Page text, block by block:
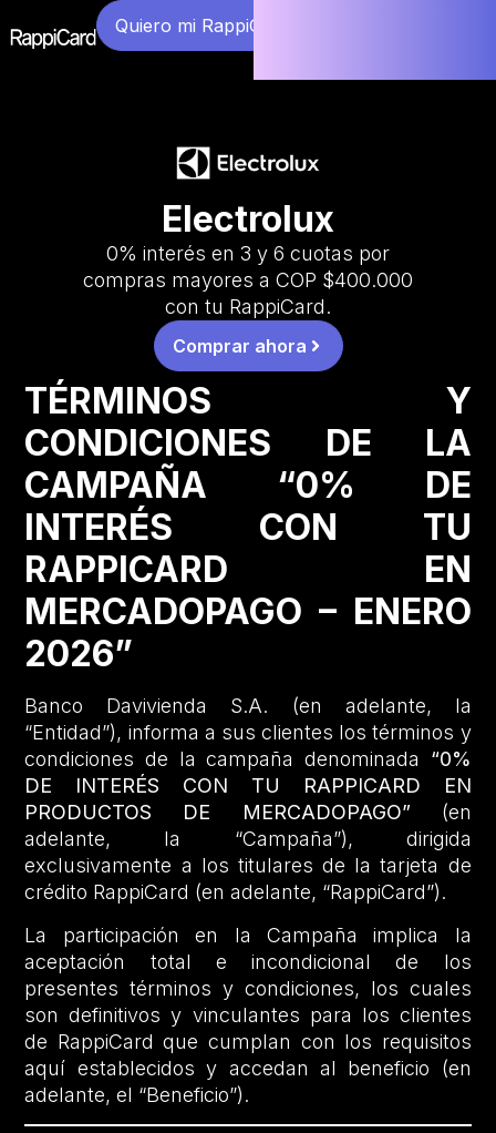
Quiero mi RappiCard
Electrolux
0% interés en 3 y 6 cuotas por
compras mayores a COP $400.000
con tu RappiCard.
Comprar ahora
TÉRMINOS Y
CONDICIONES DE LA
CAMPAÑA “0% DE
INTERÉS CON TU
RAPPICARD EN
MERCADOPAGO – ENERO
2026”
Banco Davivienda S.A. (en adelante, la
“Entidad”), informa a sus clientes los términos y
condiciones de la campaña denominada “0%
DE INTERÉS CON TU RAPPICARD EN
PRODUCTOS DE MERCADOPAGO” (en
adelante, la “Campaña”), dirigida
exclusivamente a los titulares de la tarjeta de
crédito RappiCard (en adelante, “RappiCard”).
La participación en la Campaña implica la
aceptación total e incondicional de los
presentes términos y condiciones, los cuales
son definitivos y vinculantes para los clientes
de RappiCard que cumplan con los requisitos
aquí establecidos y accedan al beneficio (en
adelante, el “Beneficio”).